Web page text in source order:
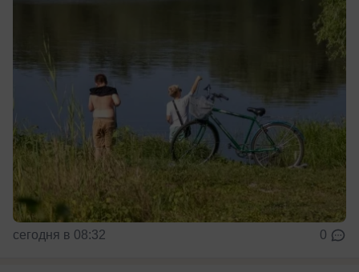
сегодня в 08:32 0